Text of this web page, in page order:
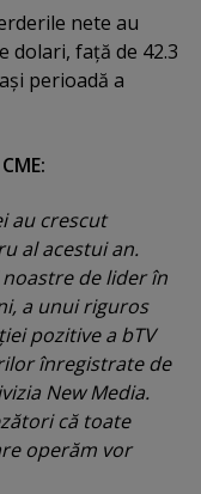
nete au
dolari, faţă de 42.3
perioadă a
au crescut
al acestui an.
de lider în
a unui riguros
pozitive a bTV
înregistrate de
New Media.
că toate
operăm vor